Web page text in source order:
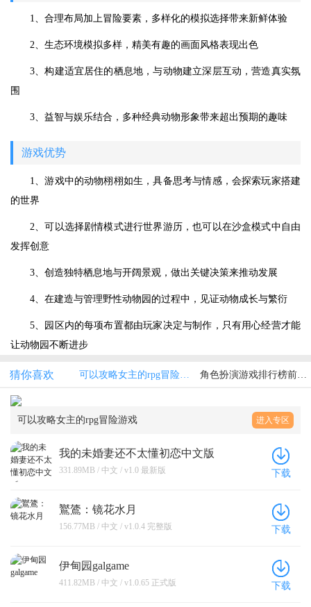
1、合理布局加上冒险要素，多样化的模拟选择带来新鲜体验
2、生态环境模拟多样，精美有趣的画面风格表现出色
3、构建适宜居住的栖息地，与动物建立深层互动，营造真实氛
围
3、益智与娱乐结合，多种经典动物形象带来超出预期的趣味
游戏优势
1、游戏中的动物栩栩如生，具备思考与情感，会探索玩家搭建
的世界
2、可以选择剧情模式进行世界游历，也可以在沙盒模式中自由
发挥创意
3、创造独特栖息地与开阔景观，做出关键决策来推动发展
4、在建造与管理野性动物园的过程中，见证动物成长与繁衍
5、园区内的每项布置都由玩家决定与制作，只有用心经营才能
让动物园不断进步
猜你喜欢 可以攻略女主的rpg冒险游戏 角色扮演游戏排行榜前10名
可以攻略女主的rpg冒险游戏 进入专区
我的未婚妻还不太懂初恋中文版
331.89MB / 中文 / v1.0 最新版 下载
鸑鷟：镜花水月
156.77MB / 中文 / v1.0.4 完整版 下载
伊甸园galgame
411.82MB / 中文 / v1.0.65 正式版 下载